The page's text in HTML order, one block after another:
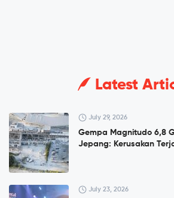
Latest
July 29, 2026
Gempa Magnitudo 6,8
Jepang: Kerusakan
July 23, 2026